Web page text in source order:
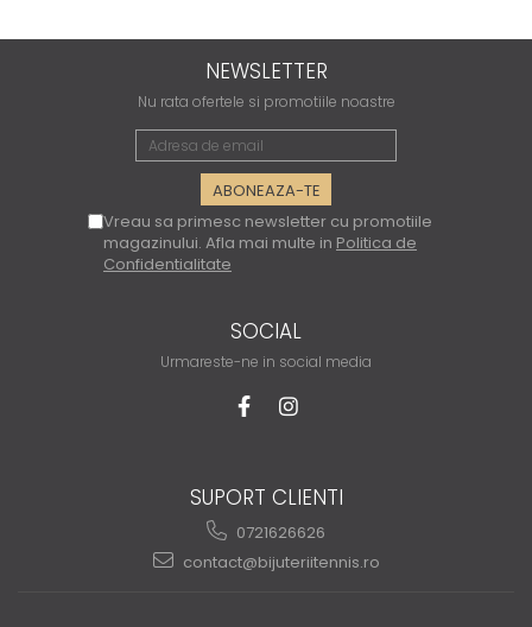
NEWSLETTER
Nu rata ofertele si promotiile noastre
Vreau sa primesc newsletter cu promotiile
magazinului. Afla mai multe in Politica de
Confidentialitate
SOCIAL
Urmareste-ne in social media
SUPORT CLIENTI
0721626626
contact@bijuteriitennis.ro